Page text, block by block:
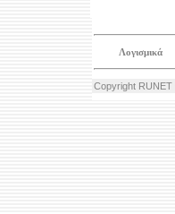
Λογισμικά
Copyright RUNET